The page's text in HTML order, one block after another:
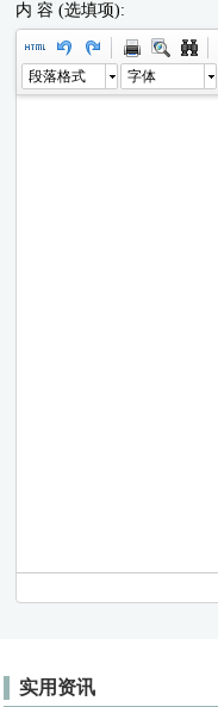
内 容 (选填项):
段落格式 字体
实用资讯